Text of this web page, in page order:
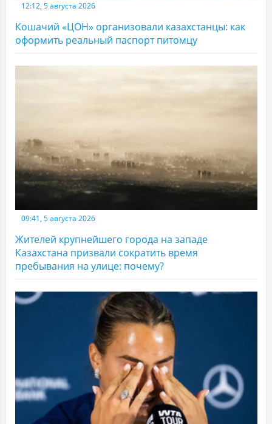
12:12, 5 августа 2026
Кошачий «ЦОН» организовали казахстанцы: как
оформить реальный паспорт питомцу
09:41, 5 августа 2026
Жителей крупнейшего города на западе
Казахстана призвали сократить время
пребывания на улице: почему?